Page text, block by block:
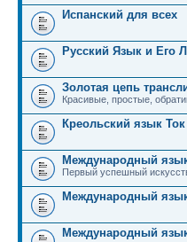
Испанский для всех
Русский Язык и Его
Золотая цепь
Красивые, простые,
Креольский язык
Международный
Первый успешный
Международный
Международный